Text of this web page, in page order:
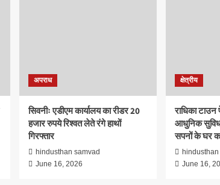
अपराध
सिवनीः एडीएम कार्यालय का रीडर 20
हजार रुपये रिश्वत लेते रंगे हाथों
गिरफ्तार
hindusthan samvad
June 16, 2026
क्षेत्रीय
राधिका
आधुनिक
सपनों के घर
June 16,